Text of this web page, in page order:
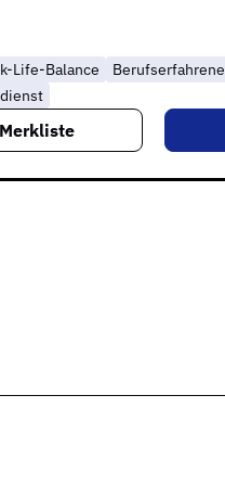
Life-Balance Berufserfahrene